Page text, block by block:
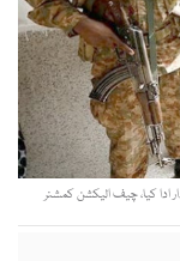
ادا کیا، چیف الیکشن کمشنر